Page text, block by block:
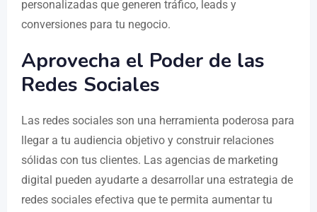
personalizadas que generen tráfico, leads y
conversiones para tu negocio.
Aprovecha el Poder de las
Redes Sociales
Las redes sociales son una herramienta poderosa para
llegar a tu audiencia objetivo y construir relaciones
sólidas con tus clientes. Las agencias de marketing
digital pueden ayudarte a desarrollar una estrategia de
redes sociales efectiva que te permita aumentar tu